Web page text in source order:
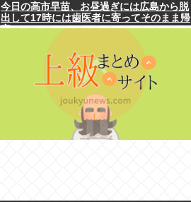
今日の高市早苗、お昼過ぎには広島から脱
出して17時には歯医者に寄ってそのまま帰
宅